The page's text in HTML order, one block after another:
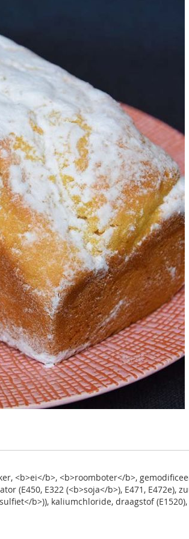
<b>ei</b>, <b>roomboter</b>,
(E450, E322 (<b>soja</b>), E471,
b>)), kaliumchloride, draagstof